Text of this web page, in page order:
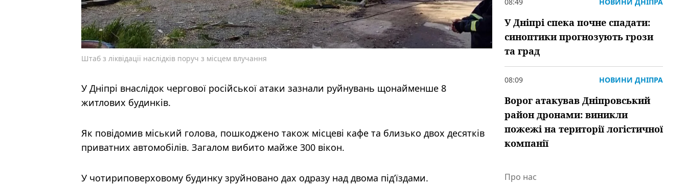
Штаб з ліквідації наслідків поруч з місцем влучання
У Дніпрі внаслідок чергової російської атаки зазнали руйнувань щонайменше 8
житлових будинків.
Як повідомив міський голова, пошкоджено також місцеві кафе та близько двох десятків
приватних автомобілів. Загалом вибито майже 300 вікон.
У чотириповерховому будинку зруйновано дах одразу над двома під’їздами.
У Дніпрі спека почне спадати:
синоптики прогнозують грози
та град
08:09 НОВИНИ ДНІПРА
Ворог атакував Дніпровський
район дронами: виникли
пожежі на території логістичної
компанії
Про нас